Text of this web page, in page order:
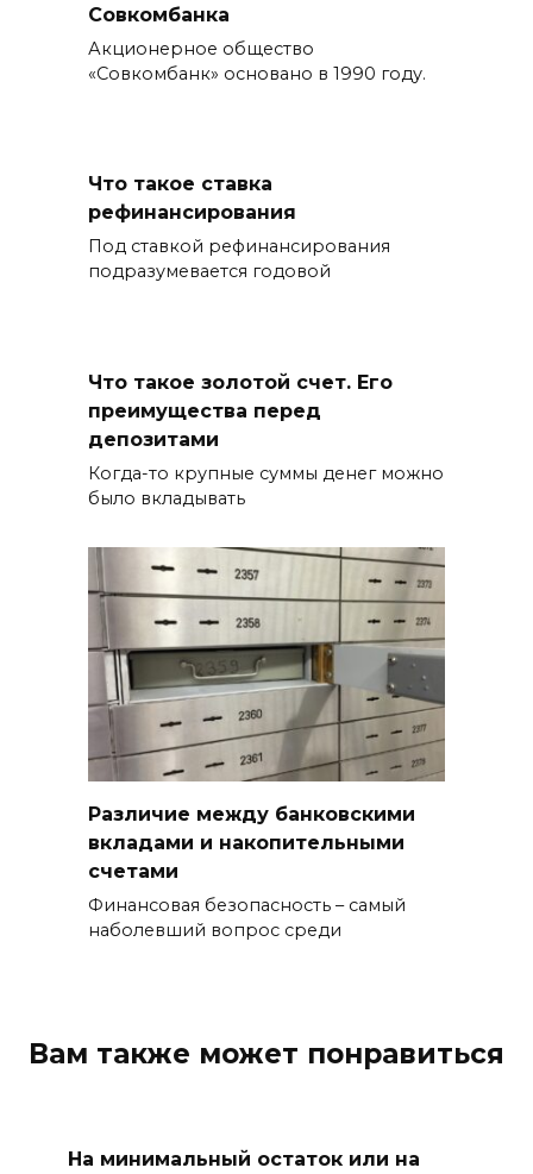
Совкомбанка
Акционерное общество
«Совкомбанк» основано в 1990 году.
Что такое ставка
рефинансирования
Под ставкой рефинансирования
подразумевается годовой
Что такое золотой счет. Его
преимущества перед
депозитами
Когда-то крупные суммы денег можно
было вкладывать
Различие между банковскими
вкладами и накопительными
счетами
Финансовая безопасность – самый
наболевший вопрос среди
Вам также может понравиться
На минимальный остаток или на